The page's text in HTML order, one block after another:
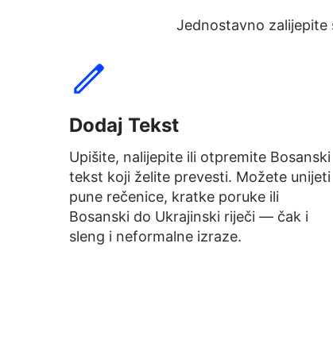
Jednostavno
Dodaj Tekst
Upišite, nalijepite ili otpremite Bosanski
tekst koji želite prevesti. Možete unijeti
pune rečenice, kratke poruke ili
Bosanski do Ukrajinski riječi — čak i
sleng i neformalne izraze.